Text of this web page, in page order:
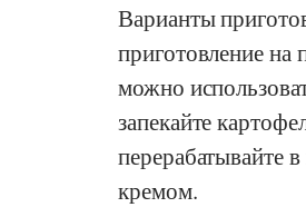
Варианты
приготовление
можно
запекайте
перерабатывайте
кремом.